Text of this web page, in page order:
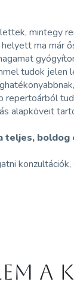
mintegy
ma már
tudok jelen
alapköveit
teljes,
a